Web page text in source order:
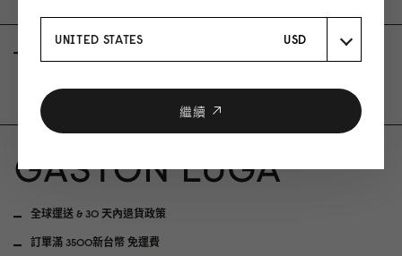
全球運送 & 30 天內退貨政策
訂單滿 3500新台幣 免運費
UNITED STATES USD
繼續